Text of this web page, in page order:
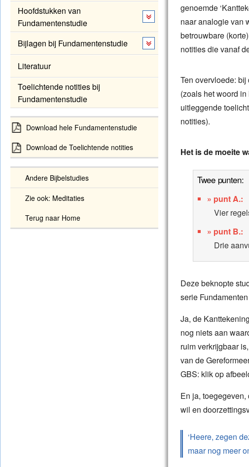
genoemde
naar analogie van
betrouwbare
notities die vanaf
Ten overvloede: bij
(zoals het woord
uitleggende
notities).
Het is de moeite
Twee punten:
punt A.:
Vier
punt B.:
Drie
Deze beknopte
serie
Ja, de
nog niets aan
ruim verkrijgbaar
van de
GBS: klik op
En ja,
wil en
‘Heere, zegen
maar nog meer
Hoofdstukken van
Fundamentenstudie
Bijlagen bij Fundamentenstudie
Literatuur
Toelichtende notities bij
Fundamentenstudie
Download hele Fundamentenstudie
Download de Toelichtende notities
Andere Bijbelstudies
Zie ook: Meditaties
Terug naar Home